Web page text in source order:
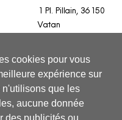
1 Pl. Pillain, 36150
Vatan
INSTAGRAM
FACEBOOK
YOUTUBE
cookies pour vous
expérience sur
n'utilisons que les
aucune donnée